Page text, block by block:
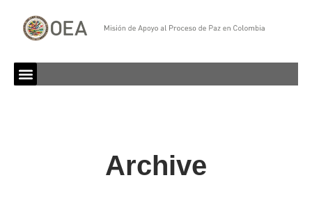
Archive